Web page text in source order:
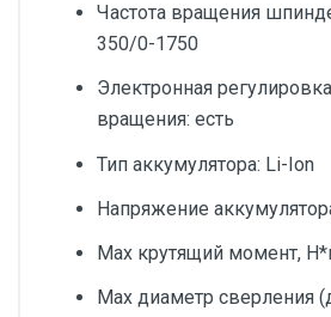
Частота вращения
350/0-1750
Электронная
вращения: есть
Тип аккумулятора: Li-Ion
Напряжение
Max крутящий момент,
Мах диаметр сверления